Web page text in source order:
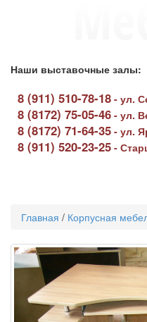
Наши выставочные залы:
8 (911) 510-78-18 - ул.
8 (8172) 75-05-46 - ул.
8 (8172) 71-64-35 - ул.
8 (911) 520-23-25 -
Главная / Корпусная